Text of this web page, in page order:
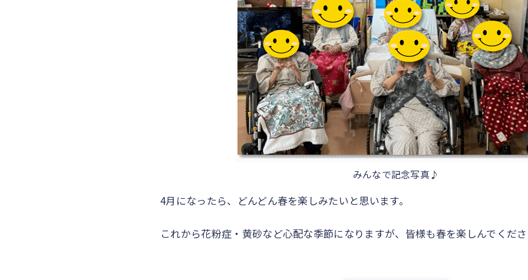
みんなで記念写真♪
4月になったら、どんどん春を楽しみたいと思います。
これから花粉症・黄砂など心配な季節になりますが、皆様も春を楽しんでくだ